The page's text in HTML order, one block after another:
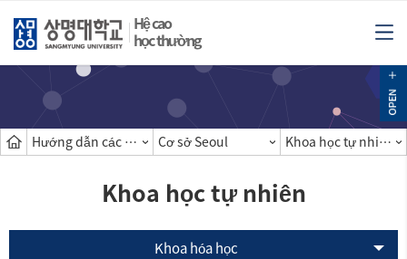
Hệ cao
học thường
Hướng dẫn các khoa Cơ sở Seoul Khoa học tự nhiên
Khoa học tự nhiên
Khoa hóa học